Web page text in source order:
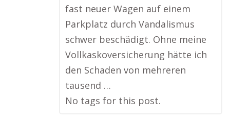
fast neuer Wagen auf einem
Parkplatz durch Vandalismus
schwer beschädigt. Ohne meine
Vollkaskoversicherung hätte ich
den Schaden von mehreren
tausend …
No tags for this post.